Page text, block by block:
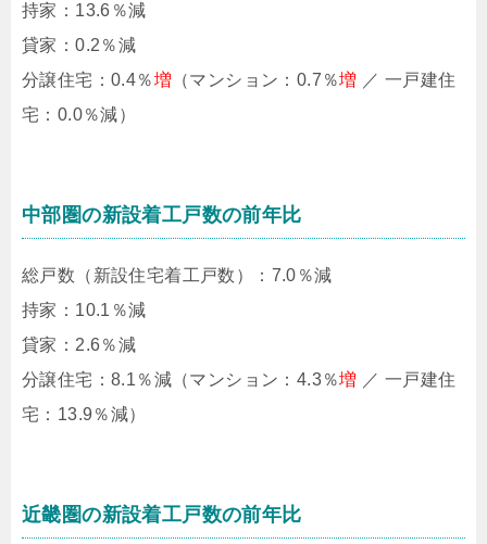
持家：13.6％減
貸家：0.2％減
分譲住宅：0.4％増 （マンション：0.7％増 ／ 一戸建住
宅：0.0％減）
中部圏の新設着工戸数の前年比
総戸数（新設住宅着工戸数）：7.0％減
持家：10.1％減
貸家：2.6％減
分譲住宅：8.1％減（マンション：4.3％増 ／ 一戸建住
宅：13.9％減）
近畿圏の新設着工戸数の前年比